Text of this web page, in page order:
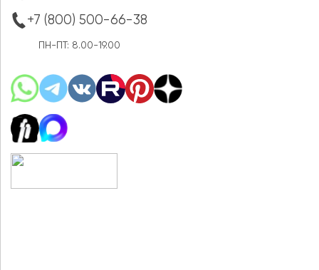
+7 (800) 500-66-38
ПН-ПТ: 8.00-19.00